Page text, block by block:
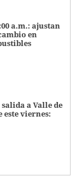
a.m.: ajustan
en
a Valle de
este viernes: